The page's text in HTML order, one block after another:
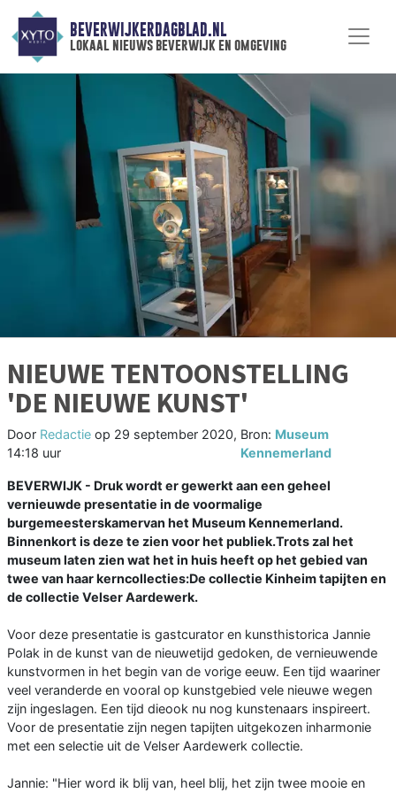
BEVERWIJKERDAGBLAD.NL
lokaal nieuws beverwijk en omgeving
NIEUWE TENTOONSTELLING
'DE NIEUWE KUNST'
Door Redactie op 29 september 2020,
14:18 uur
Bron: Museum
Kennemerland
BEVERWIJK - Druk wordt er gewerkt aan een geheel
vernieuwde presentatie in de voormalige
burgemeesterskamervan het Museum Kennemerland.
Binnenkort is deze te zien voor het publiek.Trots zal het
museum laten zien wat het in huis heeft op het gebied van
twee van haar kerncollecties:De collectie Kinheim tapijten en
de collectie Velser Aardewerk.
Voor deze presentatie is gastcurator en kunsthistorica Jannie
Polak in de kunst van de nieuwetijd gedoken, de vernieuwende
kunstvormen in het begin van de vorige eeuw. Een tijd waariner
veel veranderde en vooral op kunstgebied vele nieuwe wegen
zijn ingeslagen. Een tijd dieook nu nog kunstenaars inspireert.
Voor de presentatie zijn negen tapijten uitgekozen inharmonie
met een selectie uit de Velser Aardewerk collectie.
Jannie: "Hier word ik blij van, heel blij, het zijn twee mooie en